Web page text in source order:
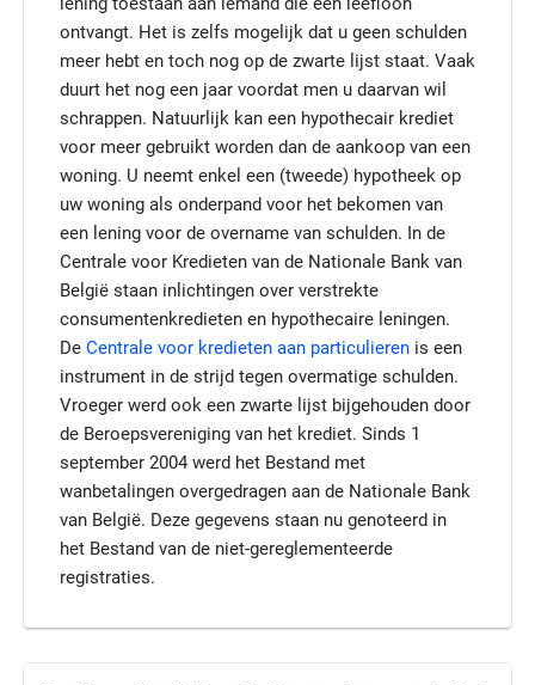
ontvangt. Het is zelfs mogelijk dat u geen schulden
meer hebt en toch nog op de zwarte lijst staat. Vaak
duurt het nog een jaar voordat men u daarvan wil
schrappen. Natuurlijk kan een hypothecair krediet
voor meer gebruikt worden dan de aankoop van een
woning. U neemt enkel een (tweede) hypotheek op
uw woning als onderpand voor het bekomen van
een lening voor de overname van schulden. In de
Centrale voor Kredieten van de Nationale Bank van
België staan inlichtingen over verstrekte
consumentenkredieten en hypothecaire leningen.
De Centrale voor kredieten aan particulieren is een
instrument in de strijd tegen overmatige schulden.
Vroeger werd ook een zwarte lijst bijgehouden door
de Beroepsvereniging van het krediet. Sinds 1
september 2004 werd het Bestand met
wanbetalingen overgedragen aan de Nationale Bank
van België. Deze gegevens staan nu genoteerd in
het Bestand van de niet-gereglementeerde
registraties.